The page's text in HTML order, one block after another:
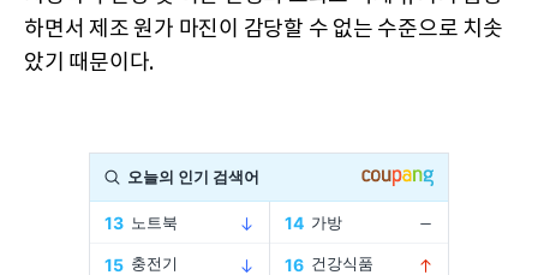
하면서 제조 원가 마진이 감당할 수 없는 수준으로 치솟
았기 때문이다.